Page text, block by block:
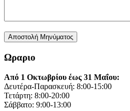
Ωραριο
Από 1 Οκτωβρίου έως 31 Μαΐου:
Δευτέρα-Παρασκευή: 8:00-15:00
Τετάρτη: 8:00-20:00
Σάββατο: 9:00-13:00